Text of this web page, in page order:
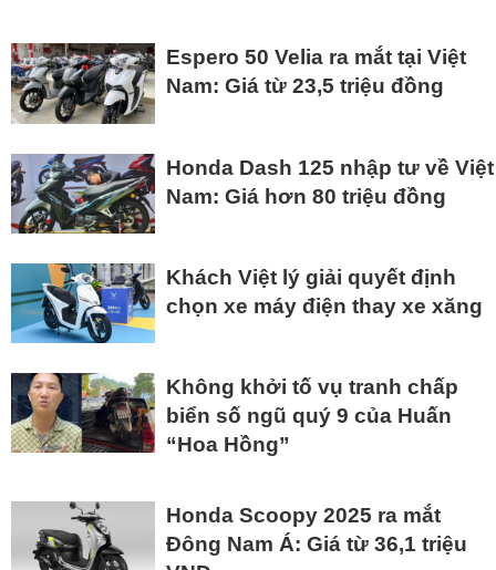
Espero 50 Velia ra mắt tại Việt
Nam: Giá từ 23,5 triệu đồng
Honda Dash 125 nhập tư về Việt
Nam: Giá hơn 80 triệu đồng
Khách Việt lý giải quyết định
chọn xe máy điện thay xe xăng
Không khởi tố vụ tranh chấp
biển số ngũ quý 9 của Huấn
“Hoa Hồng”
Honda Scoopy 2025 ra mắt
Đông Nam Á: Giá từ 36,1 triệu